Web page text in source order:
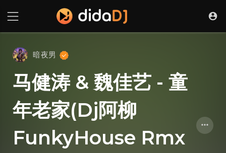
暗夜男
马健涛 & 魏佳艺 - 童
年老家(Dj阿柳
FunkyHouse Rmx